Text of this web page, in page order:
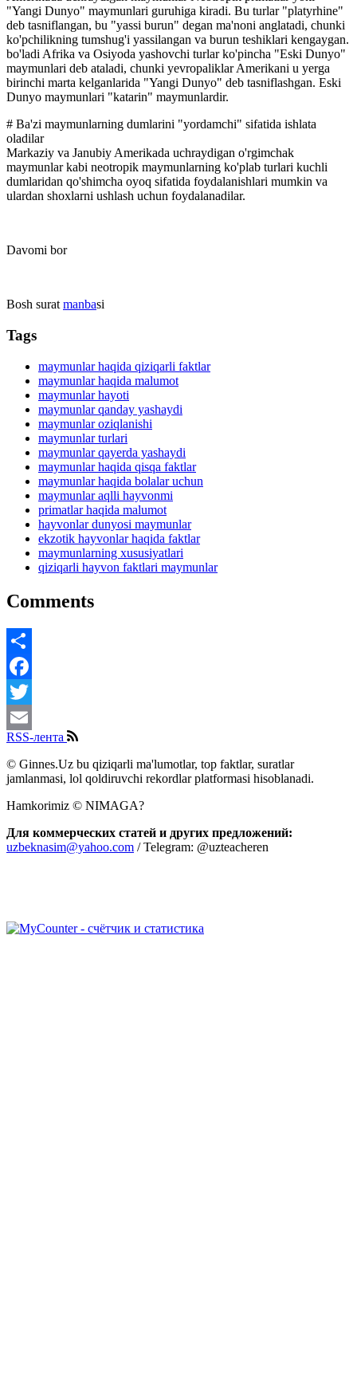
"Yangi Dunyo" maymunlari guruhiga kiradi. Bu turlar "platyrhine"
deb tasniflangan, bu "yassi burun" degan ma'noni anglatadi, chunki
ko'pchilikning tumshug'i yassilangan va burun teshiklari kengaygan.
bo'ladi Afrika va Osiyoda yashovchi turlar ko'pincha "Eski Dunyo"
maymunlari deb ataladi, chunki yevropaliklar Amerikani u yerga
birinchi marta kelganlarida "Yangi Dunyo" deb tasniflashgan. Eski
Dunyo maymunlari "katarin" maymunlardir.
# Ba'zi maymunlarning dumlarini "yordamchi" sifatida ishlata
oladilar
Markaziy va Janubiy Amerikada uchraydigan o'rgimchak
maymunlar kabi neotropik maymunlarning ko'plab turlari kuchli
dumlaridan qo'shimcha oyoq sifatida foydalanishlari mumkin va
ulardan shoxlarni ushlash uchun foydalanadilar.
Davomi bor
Bosh surat manbasi
Tags
maymunlar haqida qiziqarli faktlar
maymunlar haqida malumot
maymunlar hayoti
maymunlar qanday yashaydi
maymunlar oziqlanishi
maymunlar turlari
maymunlar qayerda yashaydi
maymunlar haqida qisqa faktlar
maymunlar haqida bolalar uchun
maymunlar aqlli hayvonmi
primatlar haqida malumot
hayvonlar dunyosi maymunlar
ekzotik hayvonlar haqida faktlar
maymunlarning xususiyatlari
qiziqarli hayvon faktlari maymunlar
Comments
Share
Facebook
Twitter
Email
RSS-лента
© Ginnes.Uz bu qiziqarli ma'lumotlar, top faktlar, suratlar
jamlanmasi, lol qoldiruvchi rekordlar platformasi hisoblanadi.
Hamkorimiz © NIMAGA?
Для коммерческих статей и других предложений:
uzbeknasim@yahoo.com / Telegram: @uzteacheren